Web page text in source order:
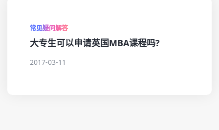
常见疑问解答
大专生可以申请英国MBA课程吗?
2017-03-11